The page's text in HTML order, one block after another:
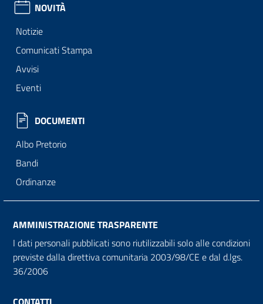
NOVITÀ
Notizie
Comunicati Stampa
Avvisi
Eventi
DOCUMENTI
Albo Pretorio
Bandi
Ordinanze
AMMINISTRAZIONE TRASPARENTE
I dati personali pubblicati sono riutilizzabili solo alle condizioni
previste dalla direttiva comunitaria 2003/98/CE e dal d.lgs.
36/2006